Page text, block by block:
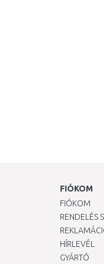
FIÓKOM
FIÓKOM
RENDELÉS
HÍRLEVÉL
GYÁRTÓ